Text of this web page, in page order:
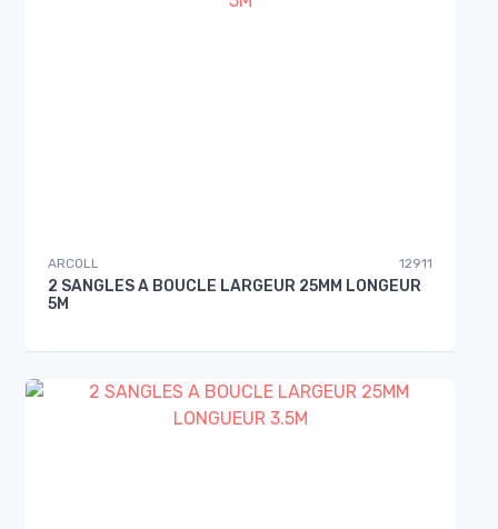
ARCOLL 12911
2 SANGLES A BOUCLE LARGEUR 25MM LONGEUR
5M